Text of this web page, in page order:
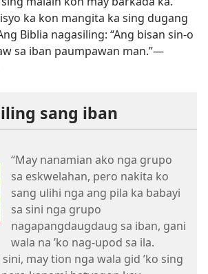
ka kon mangita ka sing dugang
Biblia nagasiling: “Ang bisan sin-o
sa iban paumpawan man.”​—
sang iban
“May nanamian ako nga grupo
sa eskwelahan, pero nakita ko
sang ulihi nga ang pila ka babayi
sa sini nga grupo
nagapangdaugdaug sa iban, gani
wala na ’ko nag-upod sa ila.
may tion nga wala gid ’ko sing